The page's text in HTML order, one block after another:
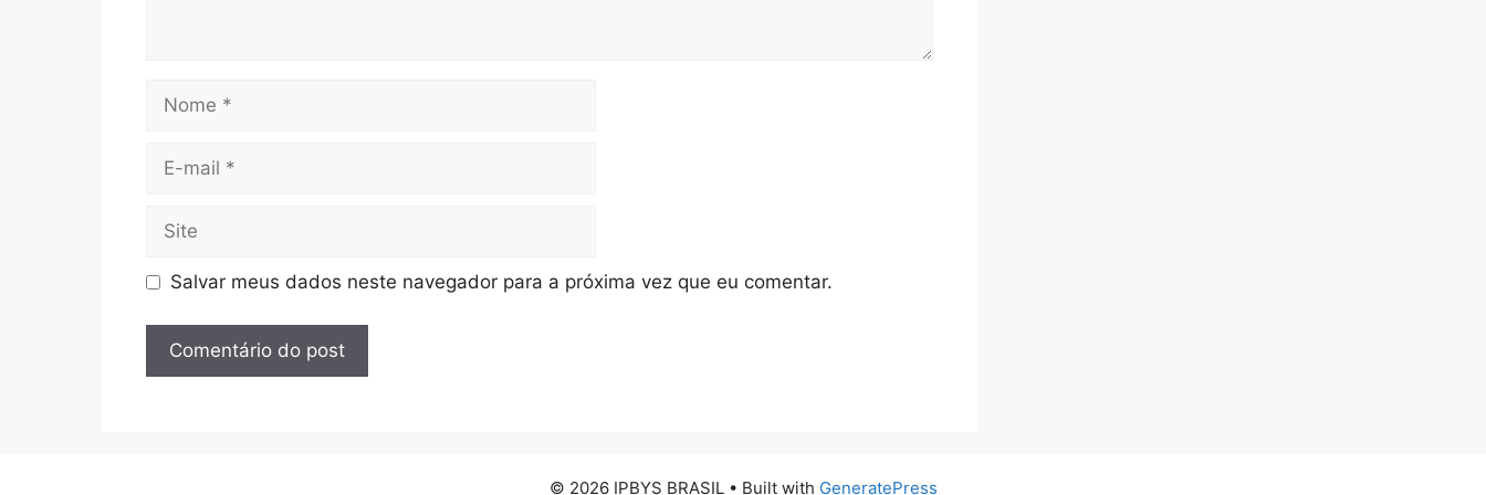
Nome
Site
Salvar meus dados neste navegador para a próxima vez que eu comentar.
© 2026 IPBYS BRASIL• Built with GeneratePress